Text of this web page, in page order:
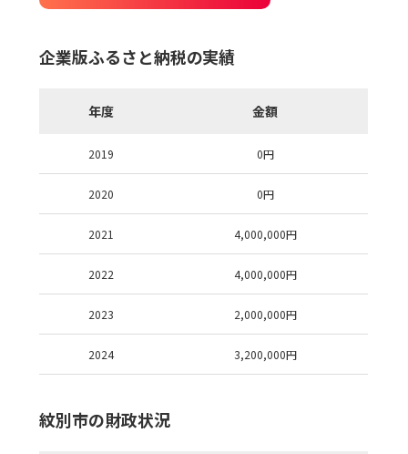
企業版ふるさと納税の実績
年度 金額
2019 0円
2020 0円
2021 4,000,000円
2022 4,000,000円
2023 2,000,000円
2024 3,200,000円
紋別市の財政状況